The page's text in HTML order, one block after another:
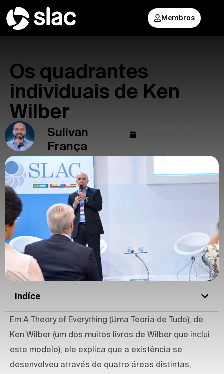
Membros
Os quadrantes
individuais de Ken
Wilber
Sulivan
França
Indíce
Em A Theory of Everything (Uma Teoria de Tudo), de
Ken Wilber (um dos muitos livros de Wilber que inclui
este modelo), ele explica que a existência se
desenvolveu através de quatro áreas distintas,